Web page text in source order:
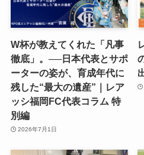
W杯が教えてくれた「凡事
徹底」。──日本代表とサポ
ーターの姿が、育成年代に
残した“最大の遺産”｜レア
ッシ福岡FC代表コラム 特
別編
2026年7月1日